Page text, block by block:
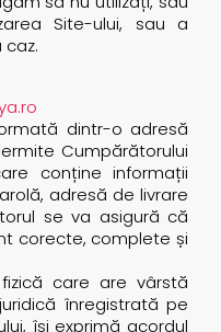
Site-ului, sau a
caz.
dintr-o adresă
Cumpărătorului
conține informații
adresă de livrare
se va asigură că
corecte, complete și
care are vârstă
înregistrată pe
își exprimă acordul